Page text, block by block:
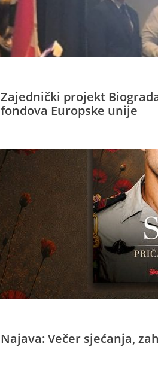
Zajednički projekt
fondova Europske unije
Najava: Večer sjećanja,